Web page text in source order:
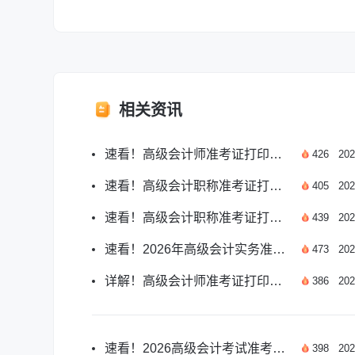
相关资讯
速看！高级会计师准考证打印网址及相关事项 426
速看！高级会计职称准考证打印入口全指南 405
速看！高级会计职称准考证打印入口官网详解 439
速看！2026年高级会计实务准考证打印入口指南 473
详解！高级会计师准考证打印入口常见问题 386
速看！2026高级会计考试准考证打印全要求详解 398